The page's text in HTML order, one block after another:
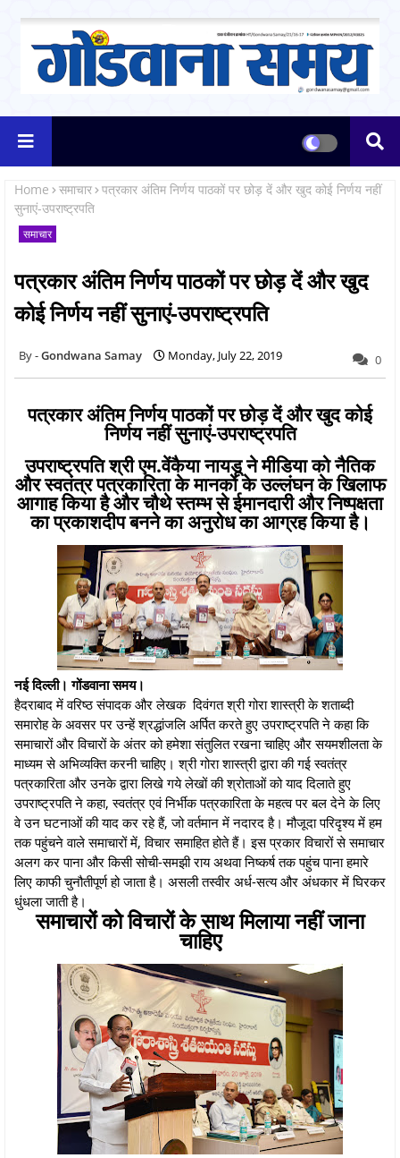
Home समाचार पत्रकार अंतिम निर्णय पाठकों पर छोड़ दें और खुद कोई निर्णय नहीं
सुनाएं-उपराष्ट्रपति
समाचार
पत्रकार अंतिम निर्णय पाठकों पर छोड़ दें और खुद
कोई निर्णय नहीं सुनाएं-उपराष्ट्रपति
Gondwana Samay Monday, July 22, 2019 0
पत्रकार अंतिम निर्णय पाठकों पर छोड़ दें और खुद कोई
निर्णय नहीं सुनाएं-उपराष्ट्रपति
उपराष्ट्रपति श्री एम.वेंकैया नायडू ने मीडिया को नैतिक
और स्वतंत्र पत्रकारिता के मानकों के उल्लंघन के खिलाफ
आगाह किया है और चौथे स्तम्भ से ईमानदारी और निष्पक्षता
का प्रकाशदीप बनने का अनुरोध का आग्रह किया है।
नई दिल्ली। गोंडवाना समय।
हैदराबाद में वरिष्ठ संपादक और लेखक दिवंगत श्री गोरा शास्त्री के शताब्दी
समारोह के अवसर पर उन्हें श्रद्धांजलि अर्पित करते हुए उपराष्ट्रपति ने कहा कि
समाचारों और विचारों के अंतर को हमेशा संतुलित रखना चाहिए और सयमशीलता के
माध्यम से अभिव्यक्ति करनी चाहिए। श्री गोरा शास्त्री द्वारा की गई स्वतंत्र
पत्रकारिता और उनके द्वारा लिखे गये लेखों की श्रोताओं को याद दिलाते हुए
उपराष्ट्रपति ने कहा, स्वतंत्र एवं निर्भीक पत्रकारिता के महत्व पर बल देने के लिए
वे उन घटनाओं की याद कर रहे हैं, जो वर्तमान में नदारद है। मौजूदा परिदृश्य में हम
तक पहुंचने वाले समाचारों में, विचार समाहित होते हैं। इस प्रकार विचारों से समाचार
अलग कर पाना और किसी सोची-समझी राय अथवा निष्कर्ष तक पहुंच पाना हमारे
लिए काफी चुनौतीपूर्ण हो जाता है। असली तस्वीर अर्ध-सत्य और अंधकार में घिरकर
धुंधला जाती है।
समाचारों को विचारों के साथ मिलाया नहीं जाना
चाहिए